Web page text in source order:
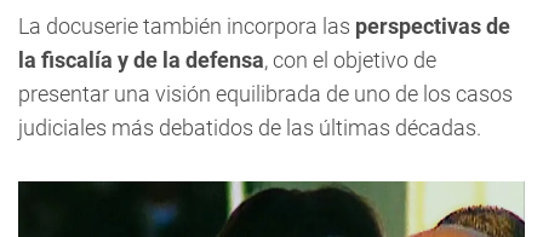
La docuserie también incorpora las perspectivas de
la fiscalía y de la defensa, con el objetivo de
presentar una visión equilibrada de uno de los casos
judiciales más debatidos de las últimas décadas.